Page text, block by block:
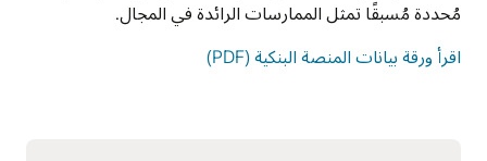
مُحددة مُسبقًا تمثل الممارسات الرائدة في المجال.
اقرأ ورقة بيانات المنصة البنكية (PDF)